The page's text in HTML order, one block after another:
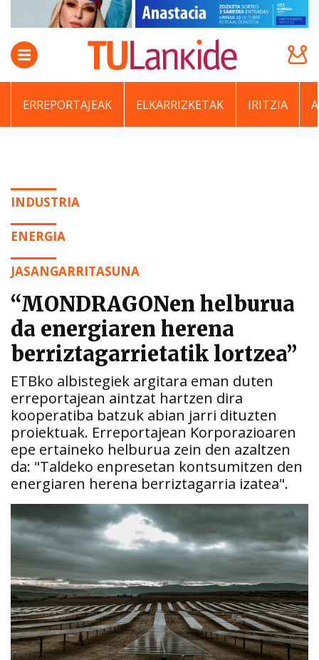
ERREPORTAJEAK ELKARRIZKETAK IRITZIA
INDUSTRIA
ENERGIA
JASANGARRITASUNA
“MONDRAGONen helburua
da energiaren herena
berriztagarrietatik lortzea”
ETBko albistegiek argitara eman duten
erreportajean aintzat hartzen dira
kooperatiba batzuk abian jarri dituzten
proiektuak. Erreportajean Korporazioaren
epe ertaineko helburua zein den azaltzen
da: "Taldeko enpresetan kontsumitzen den
energiaren herena berriztagarria izatea".